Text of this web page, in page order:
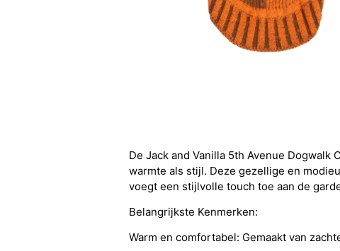
De Jack and Vanilla 5th Avenue
warmte als stijl. Deze gezellige en
voegt een stijlvolle touch toe aan de
Belangrijkste Kenmerken:
Warm en comfortabel: Gemaakt van